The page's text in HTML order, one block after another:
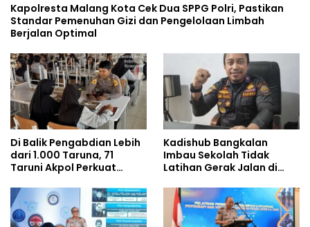
Kapolresta Malang Kota Cek Dua SPPG Polri, Pastikan
Standar Pemenuhan Gizi dan Pengelolaan Limbah
Berjalan Optimal
Di Balik Pengabdian Lebih
dari 1.000 Taruna, 71
Taruni Akpol Perkuat
Siswa Sekolah Rakyat
Kadishub Bangkalan
Imbau Sekolah Tidak
Latihan Gerak Jalan di